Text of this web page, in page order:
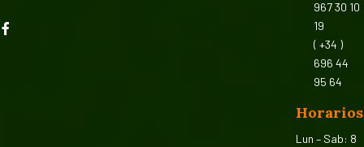
967 30 10
19
( +34 )
696 44
95 64
Horarios
Lun – Sab: 8